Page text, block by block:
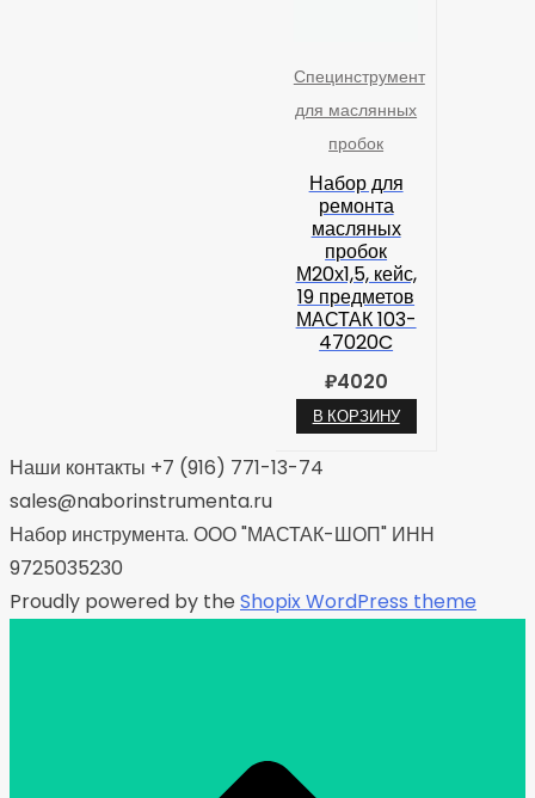
Специнструмент
для маслянных
пробок
Набор для
ремонта
масляных
пробок
М20х1,5, кейс,
19 предметов
МАСТАК 103-
47020C
₽4020
В КОРЗИНУ
Наши контакты +7 (916) 771-13-74
sales@naborinstrumenta.ru
Набор инструмента. ООО "МАСТАК-ШОП" ИНН
9725035230
Proudly powered by the Shopix WordPress theme